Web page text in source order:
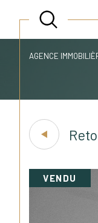
AGENCE
VENDU